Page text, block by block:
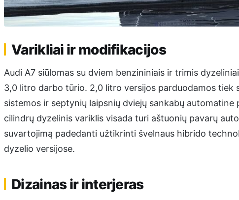
Varikliai ir modifikacijos
Audi A7 siūlomas su dviem benzininiais ir trimis
3,0 litro darbo tūrio. 2,0 litro versijos parduodamos tiek
sistemos ir septynių laipsnių dviejų sankabų automatine
cilindrų dyzelinis variklis visada turi aštuonių pavarų
suvartojimą padedanti užtikrinti švelnaus hibrido
dyzelio versijose.
Dizainas ir interjeras